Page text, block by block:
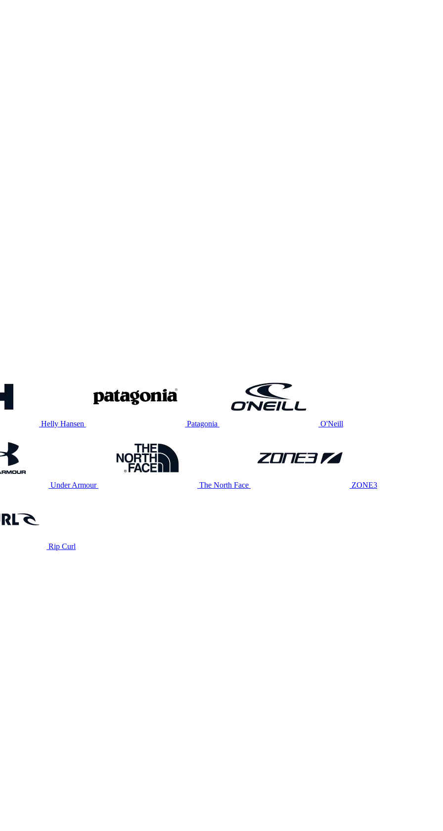
Helly Hansen Patagonia O'Neill
Under Armour The North Face ZONE3
Rip Curl